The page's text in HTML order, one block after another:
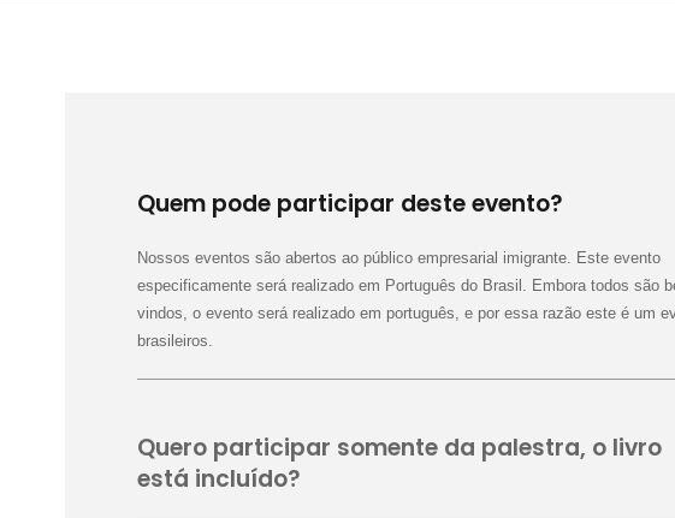
Quem pode participar deste evento?
Nossos eventos são abertos ao público empresarial imigrante. Este evento
especificamente será realizado em Português do Brasil. Embora todos são
vindos, o evento será realizado em português, e por essa razão este é um
brasileiros.
Quero participar somente da palestra, o livro
está incluído?